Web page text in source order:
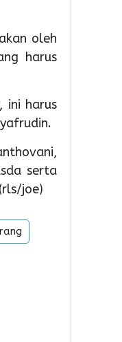
oleh
harus
ini harus
serta
joe)